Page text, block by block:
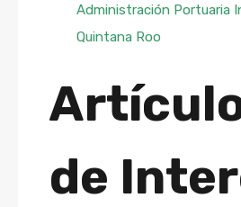
Administración Portuaria
Quintana Roo
de